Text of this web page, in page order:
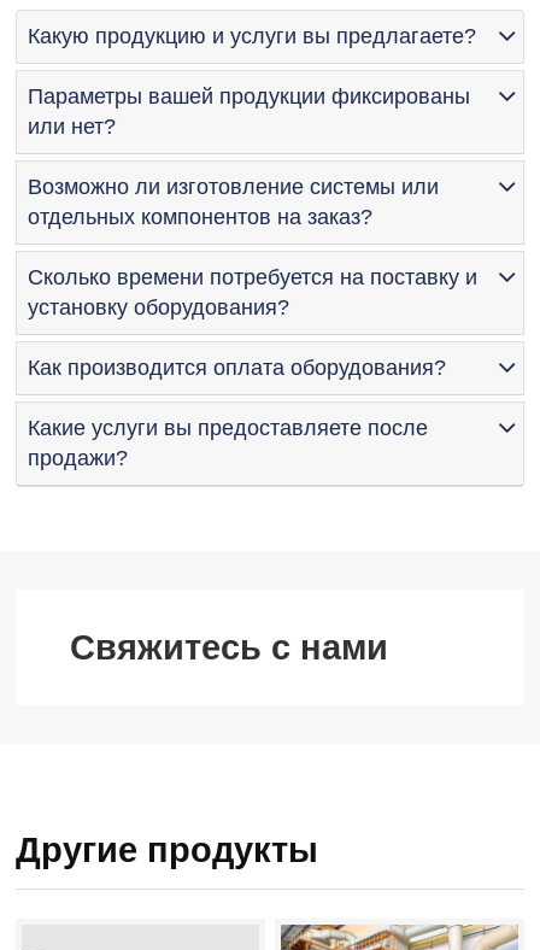
Какую продукцию и услуги вы предлагаете?
Параметры вашей продукции фиксированы
или нет?
Возможно ли изготовление системы или
отдельных компонентов на заказ?
Сколько времени потребуется на поставку и
установку оборудования?
Как производится оплата оборудования?
Какие услуги вы предоставляете после
продажи?
Свяжитесь с нами
Другие продукты